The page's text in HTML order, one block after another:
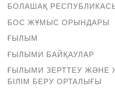
БОЛАШАҚ
БОС ЖҰМЫС ОРЫНДАРЫ
ҒЫЛЫМ
ҒЫЛЫМИ БАЙҚАУЛАР
ҒЫЛЫМИ ЗЕРТТЕУ ЖӘНЕ
БІЛІМ БЕРУ ОРТАЛЫҒЫ